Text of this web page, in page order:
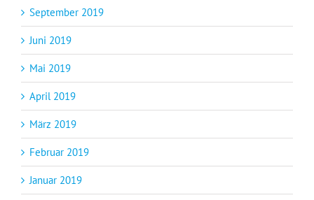
September 2019
Juni 2019
Mai 2019
April 2019
März 2019
Februar 2019
Januar 2019